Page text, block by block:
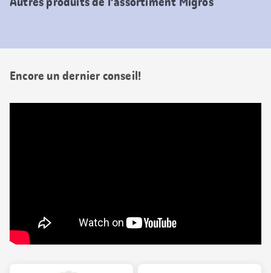
Encore un dernier conseil!